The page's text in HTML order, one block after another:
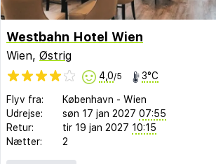
Westbahn Hotel Wien
Wien, Østrig
4,0/5 3°C
Flyv fra: København - Wien
Udrejse:
søn 17 jan 2027 07:55
Retur:
tir 19 jan 2027 10:15
Nætter:
2